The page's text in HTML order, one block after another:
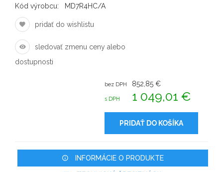
Kód výrobcu: MD7R4HC/A
pridať do wishlistu
sledovať zmenu ceny alebo
dostupnosti
bez DPH 852,85 €
s DPH 1 049,01 €
PRIDAŤ DO KOŠÍKA
INFORMÁCIE O PRODUKTE